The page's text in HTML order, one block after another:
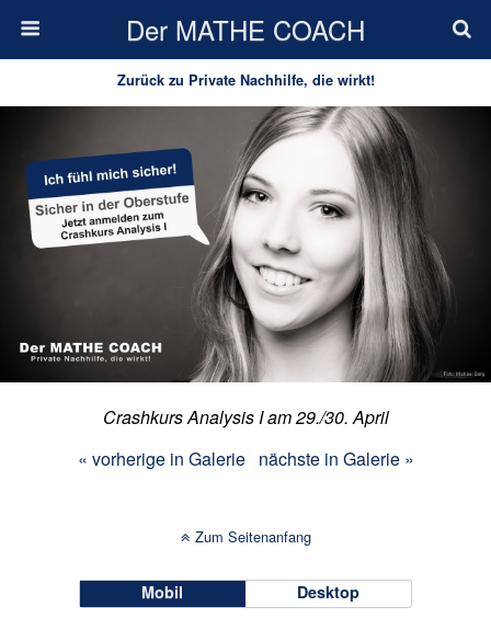
Der MATHE COACH
Zurück zu Private Nachhilfe, die wirkt!
Crashkurs Analysis I am 29./30. April
« vorherige in Galerie nächste in Galerie »
Zum Seitenanfang
Mobil Desktop